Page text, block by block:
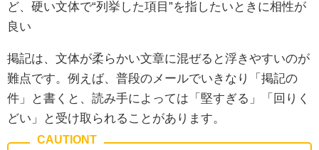
ど、硬い文体で“列挙した項目”を指したいときに相性が
良い
掲記は、文体が柔らかい文章に混ぜると浮きやすいのが
難点です。例えば、普段のメールでいきなり「掲記の
件」と書くと、読み手によっては「堅すぎる」「回りく
どい」と受け取られることがあります。